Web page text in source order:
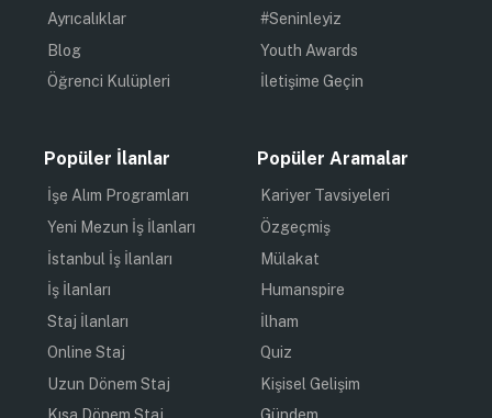
Ayrıcalıklar
Blog
Öğrenci Kulüpleri
#Seninleyiz
Youth Awards
İletişime Geçin
Popüler İlanlar
İşe Alım Programları
Yeni Mezun İş İlanları
İstanbul İş İlanları
İş İlanları
Staj İlanları
Online Staj
Uzun Dönem Staj
Popüler Aramalar
Kariyer Tavsiyeleri
Özgeçmiş
Mülakat
Humanspire
İlham
Quiz
Kişisel Gelişim